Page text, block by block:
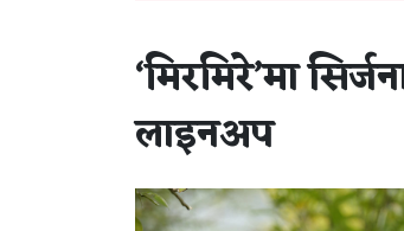
‘मिरमिरे’मा
लाइनअप